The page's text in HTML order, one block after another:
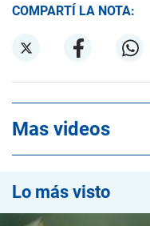
COMPARTÍ LA NOTA:
Mas videos
Lo más visto